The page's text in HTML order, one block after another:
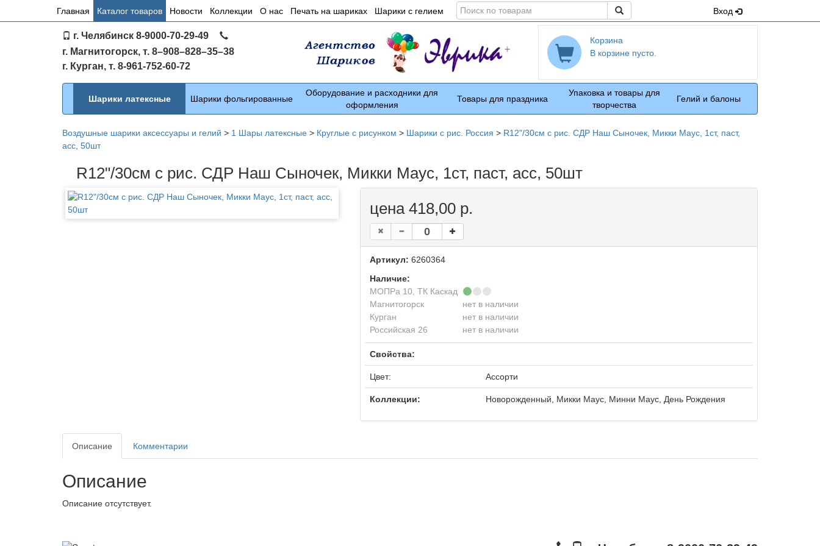
Основное
Главная Каталог товаров Новости Коллекции О нас Печать на шариках Шарики с гелием
Поиск
товарам
Вход
г. Челябинск 8-9000-70-29-49
г. Магнитогорск, т. 8–908–828–35–38
г. Курган, т. 8-961-752-60-72
Корзина
В корзине пусто.
Каталог
Шарики латексные Шарики фольгированные
Оборудование и расходники для
оформления
Товары для праздника
Упаковка и товары для
творчества
Гелий и балоны
Воздушные шарики аксессуары и гелий > 1 Шары латексные > Круглые с рисунком > Шарики с рис. Россия > R12"/30см с рис. СДР Наш Сыночек, Микки Маус, 1ст, паст,
асс, 50шт
R12"/30см с рис. СДР Наш Сыночек, Микки Маус, 1ст, паст, асс, 50шт
цена 418,00 р.
Артикул: 6260364
Наличие:
МОПРа 10, ТК Каскад
Магнитогорск
нет в наличии
Курган
нет в наличии
Российская 26
нет в наличии
Свойства:
Цвет: Ассорти
Коллекции: Новорожденный, Микки Маус, Минни Маус, День Рождения
Описание Комментарии
Описание
Описание отсутствует.